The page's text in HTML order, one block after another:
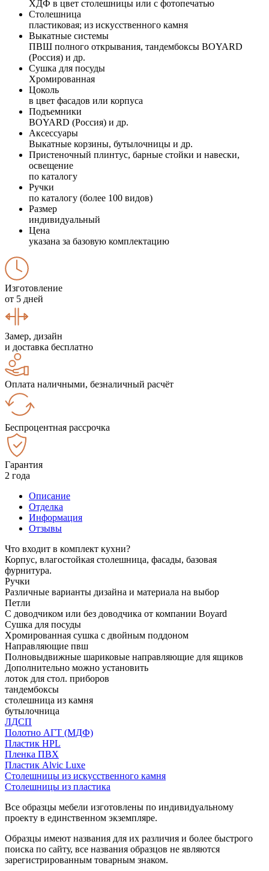
ХДФ в цвет столешницы или с фотопечатью
Столешница
пластиковая; из искусственного камня
Выкатные системы
ПВШ полного открывания, тандембоксы BOYARD
(Россия) и др.
Сушка для посуды
Хромированная
Цоколь
в цвет фасадов или корпуса
Подъемники
BOYARD (Россия) и др.
Аксессуары
Выкатные корзины, бутылочницы и др.
Пристеночный плинтус, барные стойки и навески,
освещение
по каталогу
Ручки
по каталогу (более 100 видов)
Размер
индивидуальный
Цена
указана за базовую комплектацию
Изготовление
от 5 дней
Замер, дизайн
и доставка бесплатно
Оплата наличными, безналичный расчёт
Беспроцентная рассрочка
Гарантия
2 года
Описание
Отделка
Информация
Отзывы
Что входит в комплект кухни?
Корпус, влагостойкая столешница, фасады, базовая
фурнитура.
Ручки
Различные варианты дизайна и материала на выбор
Петли
С доводчиком или без доводчика от компании Boyard
Сушка для посуды
Хромированная сушка с двойным поддоном
Направляющие пвш
Полновыдвижные шариковые направляющие для ящиков
Дополнительно можно установить
лоток для стол. приборов
тандембоксы
столешница из камня
бутылочница
ЛДСП
Полотно АГТ (МДФ)
Пластик HPL
Пленка ПВХ
Пластик Alvic Luxe
Столешницы из искусственного камня
Столешницы из пластика
Все образцы мебели изготовлены по индивидуальному
проекту в единственном экземпляре.
Образцы имеют названия для их различия и более быстрого
поиска по сайту, все названия образцов не являются
зарегистрированным товарным знаком.